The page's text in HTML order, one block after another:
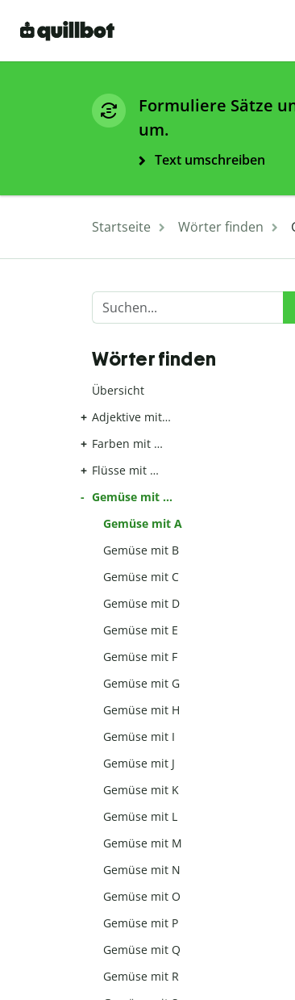
Formuliere Sätze
um.
Text umschreiben
Startseite Wörter finden
Wörter finden
Übersicht
Adjektive mit…
Farben mit …
Flüsse mit …
Gemüse mit …
Gemüse mit A
Gemüse mit B
Gemüse mit C
Gemüse mit D
Gemüse mit E
Gemüse mit F
Gemüse mit G
Gemüse mit H
Gemüse mit I
Gemüse mit J
Gemüse mit K
Gemüse mit L
Gemüse mit M
Gemüse mit N
Gemüse mit O
Gemüse mit P
Gemüse mit Q
Gemüse mit R